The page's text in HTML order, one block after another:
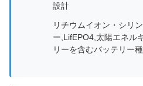
設計
リチウムイオン・シリ
ー,LifEPO4,太陽エネル
リーを含むバッテリー